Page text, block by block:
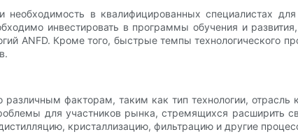
в квалифицированных специалистах
инвестировать в программы обучения и
ANFD. Кроме того, быстрые темпы технологического
факторам, таким как тип технологии, отрасль
для участников рынка, стремящихся расширить
кристаллизацию, фильтрацию и другие